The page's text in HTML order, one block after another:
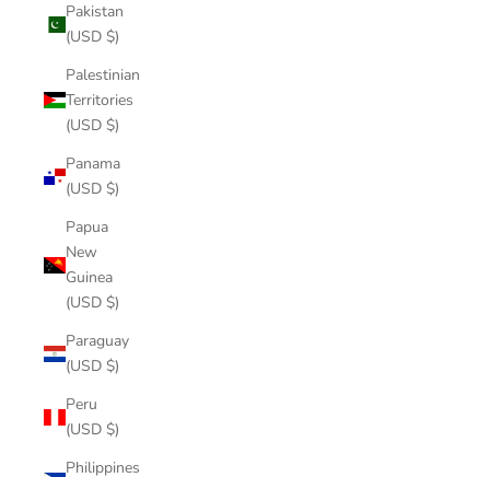
Pakistan
(USD $)
Palestinian
Territories
(USD $)
Panama
(USD $)
Papua
New
Guinea
(USD $)
Paraguay
(USD $)
Peru
(USD $)
Philippines